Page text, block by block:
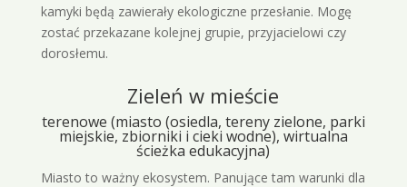
kamyki będą zawierały ekologiczne przesłanie. Mogę
zostać przekazane kolejnej grupie, przyjacielowi czy
dorosłemu.
Zieleń w mieście
terenowe (miasto (osiedla, tereny zielone, parki
miejskie, zbiorniki i cieki wodne), wirtualna
ścieżka edukacyjna)
Miasto to ważny ekosystem. Panujące tam warunki dla